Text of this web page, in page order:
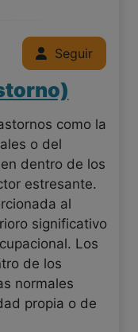
Seguir
como la
o del
dentro de los
estresante.
al
significativo
Los
de los
normales
propia o de